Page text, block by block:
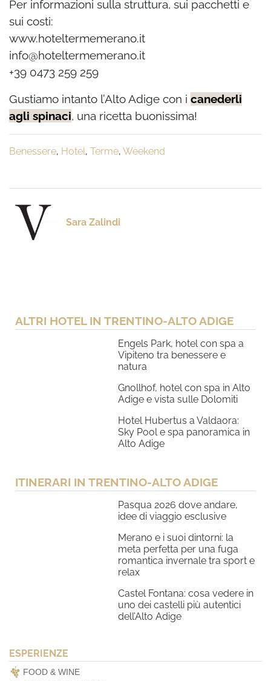
Per informazioni sulla struttura, sui pacchetti e
sui costi:
www.hoteltermemerano.it
info@hoteltermemerano.it
+39 0473 259 259
Gustiamo intanto l’Alto Adige con i canederli
agli spinaci, una ricetta buonissima!
Benessere, Hotel, Terme, Weekend
Sara Zalindi
ALTRI HOTEL IN TRENTINO-ALTO ADIGE
Engels Park, hotel con spa a
Vipiteno tra benessere e
natura
Gnollhof, hotel con spa in Alto
Adige e vista sulle Dolomiti
Hotel Hubertus a Valdaora:
Sky Pool e spa panoramica in
Alto Adige
ITINERARI IN TRENTINO-ALTO ADIGE
Pasqua 2026 dove andare,
idee di viaggio esclusive
Merano e i suoi dintorni: la
meta perfetta per una fuga
romantica invernale tra sport e
relax
Castel Fontana: cosa vedere in
uno dei castelli più autentici
dell’Alto Adige
ESPERIENZE
FOOD & WINE